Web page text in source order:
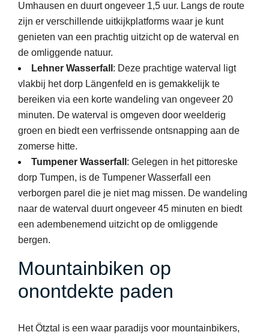
Umhausen en duurt ongeveer 1,5 uur. Langs de route
zijn er verschillende uitkijkplatforms waar je kunt
genieten van een prachtig uitzicht op de waterval en
de omliggende natuur.
Lehner Wasserfall : Deze prachtige waterval ligt
vlakbij het dorp Längenfeld en is gemakkelijk te
bereiken via een korte wandeling van ongeveer 20
minuten. De waterval is omgeven door weelderig
groen en biedt een verfrissende ontsnapping aan de
zomerse hitte.
Tumpener Wasserfall : Gelegen in het pittoreske
dorp Tumpen, is de Tumpener Wasserfall een
verborgen parel die je niet mag missen. De wandeling
naar de waterval duurt ongeveer 45 minuten en biedt
een adembenemend uitzicht op de omliggende
bergen.
Mountainbiken op
onontdekte paden
Het Ötztal is een waar paradijs voor mountainbikers,